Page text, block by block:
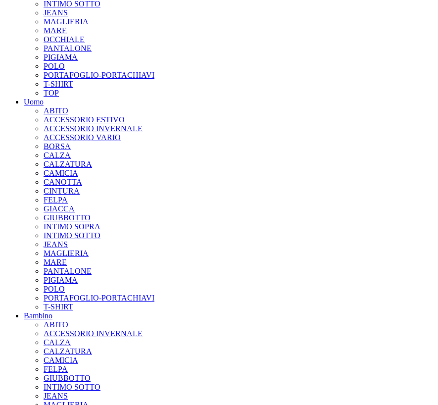
INTIMO SOTTO
JEANS
MAGLIERIA
MARE
OCCHIALE
PANTALONE
PIGIAMA
POLO
PORTAFOGLIO-PORTACHIAVI
T-SHIRT
TOP
Uomo
ABITO
ACCESSORIO ESTIVO
ACCESSORIO INVERNALE
ACCESSORIO VARIO
BORSA
CALZA
CALZATURA
CAMICIA
CANOTTA
CINTURA
FELPA
GIACCA
GIUBBOTTO
INTIMO SOPRA
INTIMO SOTTO
JEANS
MAGLIERIA
MARE
PANTALONE
PIGIAMA
POLO
PORTAFOGLIO-PORTACHIAVI
T-SHIRT
Bambino
ABITO
ACCESSORIO INVERNALE
CALZA
CALZATURA
CAMICIA
FELPA
GIUBBOTTO
INTIMO SOTTO
JEANS